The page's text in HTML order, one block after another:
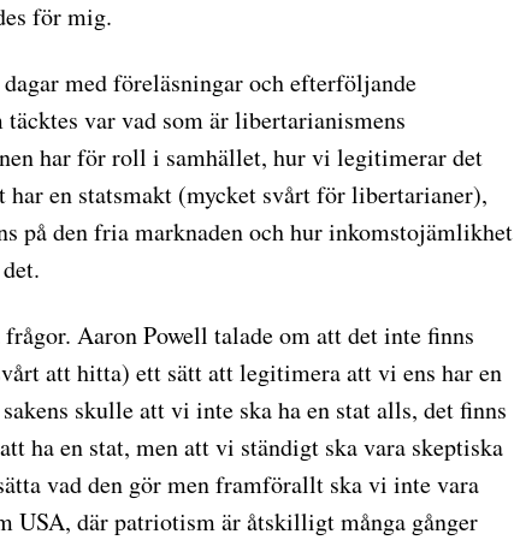
för mig.
med föreläsningar och efterföljande
täcktes var vad som är libertarianismens
har för roll i samhället, hur vi legitimerar det
en statsmakt (mycket svårt för libertarianer),
på den fria marknaden och hur inkomstojämlikhet
Aaron Powell talade om att det inte finns
att hitta) ett sätt att legitimera att vi ens har en
skulle att vi inte ska ha en stat alls, det finns
ha en stat, men att vi ständigt ska vara skeptiska
vad den gör men framförallt ska vi inte vara
USA, där patriotism är åtskilligt många gånger